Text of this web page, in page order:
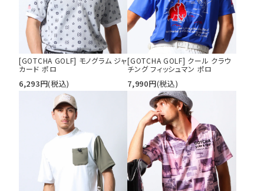
[GOTCHA GOLF] モノグラム ジャ
カード ポロ
6,293円(税込)
[GOTCHA GOLF] クール クラウ
チング フィッシュマン ポロ
7,990円(税込)